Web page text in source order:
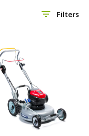
Filters